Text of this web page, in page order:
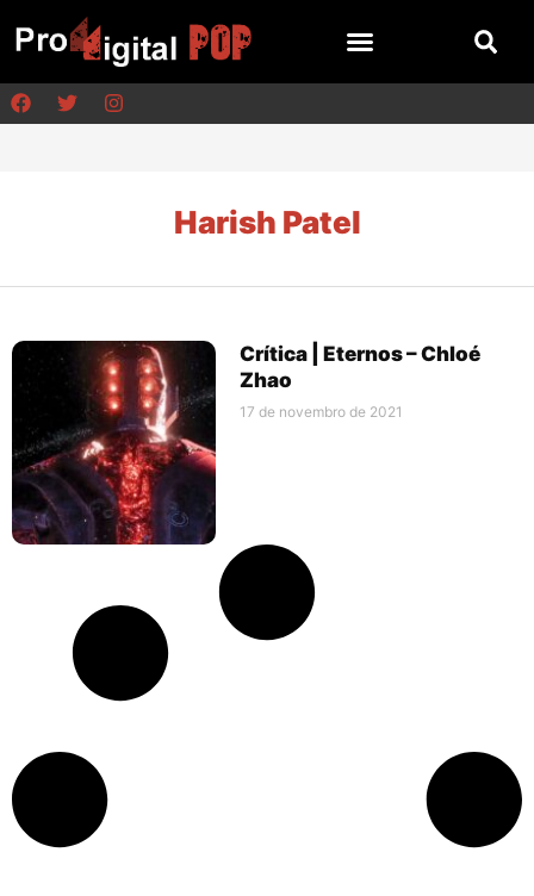
Harish Patel
Crítica | Eternos – Chloé
Zhao
17 de novembro de 2021